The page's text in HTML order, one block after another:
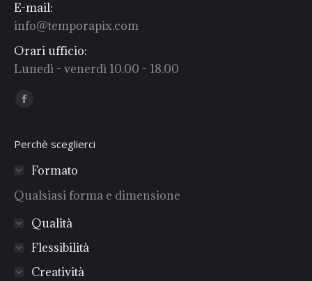
E-mail:
info@temporapix.com
Orari ufficio:
Lunedì - venerdì 10.00 - 18.00
Find us on:
Facebook
Perchè sceglierci
Formato
Qualsiasi forma e dimensione
Qualità
Flessibilità
Creatività